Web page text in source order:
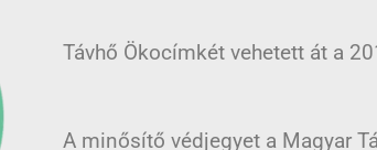
Távhő Ökocímkét vehetett át a
A minősítő védjegyet a Magyar